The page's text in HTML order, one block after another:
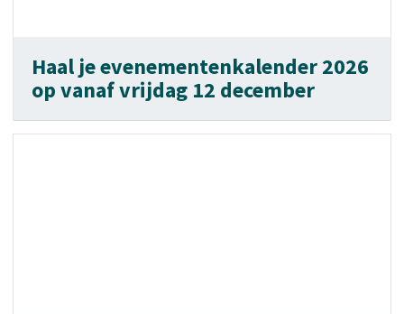
Haal je evenementenkalender 2026
op vanaf vrijdag 12 december